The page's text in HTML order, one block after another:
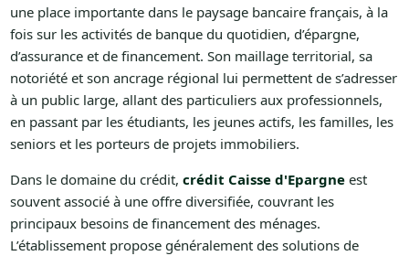
une place importante dans le paysage bancaire français, à la
fois sur les activités de banque du quotidien, d’épargne,
d’assurance et de financement. Son maillage territorial, sa
notoriété et son ancrage régional lui permettent de s’adresser
à un public large, allant des particuliers aux professionnels,
en passant par les étudiants, les jeunes actifs, les familles, les
seniors et les porteurs de projets immobiliers.
Dans le domaine du crédit, crédit Caisse d'Epargneest
souvent associé à une offre diversifiée, couvrant les
principaux besoins de financement des ménages.
L’établissement propose généralement des solutions de